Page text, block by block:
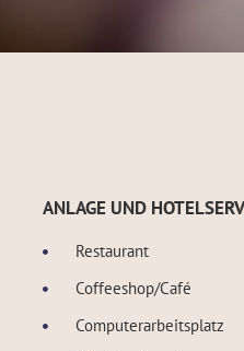
ANLAGE UND
Restaurant
Coffeeshop/Café
Computerarbeitsplatz